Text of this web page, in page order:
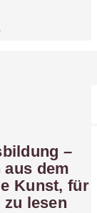
–
dem
Kunst, für
lesen